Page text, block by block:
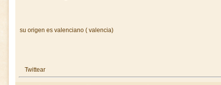
su origen es valenciano ( valencia)
Twittear